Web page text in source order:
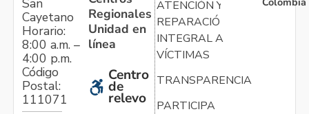
San
Cayetano
Horario:
8:00 a.m. –
4:00 p.m.
Código
Postal:
111071
Regionales
Unidad en
línea
Centro
de
relevo
ATENCIÓN Y
REPARACIÓN
INTEGRAL A
VÍCTIMAS
TRANSPARENCIA
PARTICIPA